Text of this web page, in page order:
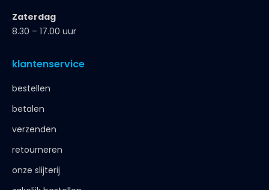
Zaterdag
8.30 – 17.00 uur
klantenservice
bestellen
betalen
verzenden
retourneren
onze slijterij